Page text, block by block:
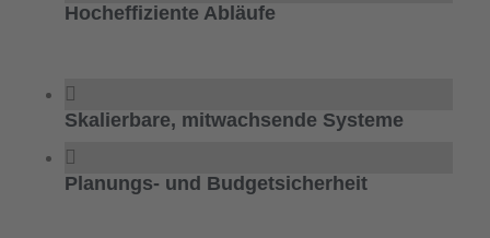
Hocheffiziente Abläufe
Skalierbare, mitwachsende Systeme
Planungs- und Budgetsicherheit